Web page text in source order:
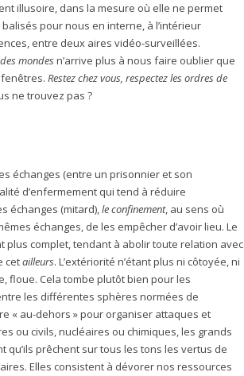
illusoire, dans la mesure où elle ne permet
pour nous en interne, à l’intérieur
entre deux aires vidéo-surveillées.
mondesn’arrive plus à nous faire oublier que
Restez chez vous, respectez les ordres de
ne trouvez pas ?
échanges (entre un prisonnier et son
d’enfermement qui tend à réduire
échanges (mitard),le confinement, au sens où
échanges, de les empêcher d’avoir lieu. Le
plus complet, tendant à abolir toute relation avec
cetailleurs. L’extériorité n’étant plus ni côtoyée, ni
floue. Cela tombe plutôt bien pour les
les différentes sphères normées de
« au-dehors » pour organiser attaques et
ou civils, nucléaires ou chimiques, les grands
qu’ils prêchent sur tous les tons les vertus de
Elles consistent à dévorer nos ressources